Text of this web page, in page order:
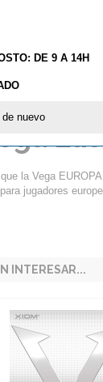
IMPARTIAL
la Vega
jugadores
INTERESAR...
DE 9 A 14H
nuevo